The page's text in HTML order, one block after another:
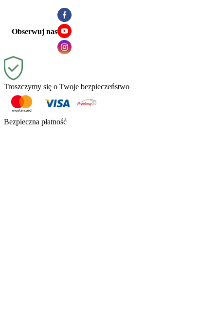
Obserwuj nas
Troszczymy się o Twoje bezpieczeństwo
Bezpieczna płatność